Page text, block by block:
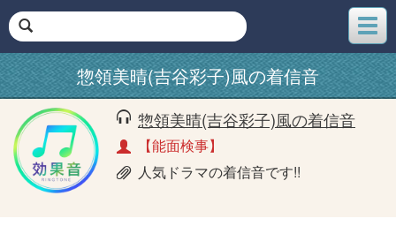
メ
ニ
ュ
ー
惣領美晴(吉谷彩子)風の着信音
惣領美晴(吉谷彩子)風の着信音
【能面検事】
人気ドラマの着信音です!!